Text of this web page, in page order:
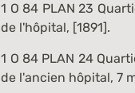
1 O 84 PLAN 23
de l'hôpital, [1891].
1 O 84 PLAN 24
de l'ancien hôpital, 7